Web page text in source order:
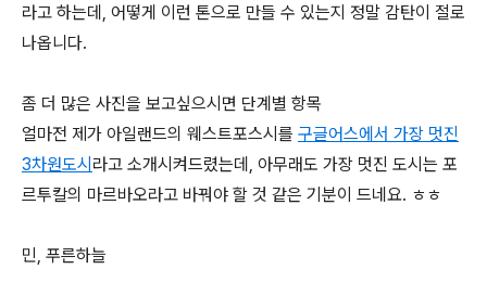
라고 하는데, 어떻게 이런 톤으로 만들 수 있는지 정말 감탄이 절로
나옵니다.
좀 더 많은 사진을 보고싶으시면 단계별 항목
얼마전 제가 아일랜드의 웨스트포스시를 구글어스에서 가장 멋진
3차원도시 라고 소개시켜드렸는데, 아무래도 가장 멋진 도시는 포
르투칼의 마르바오라고 바꿔야 할 것 같은 기분이 드네요. ㅎㅎ
민, 푸른하늘